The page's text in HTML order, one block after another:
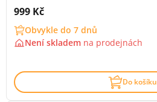
Cena s DPH:
999 Kč
Obvykle do 7 dnů
Není skladem na prodejnách
Do košíku